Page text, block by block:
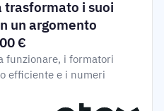
trasformato i suoi
un argomento
€
funzionare, i formatori
efficiente e i numeri